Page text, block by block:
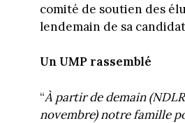
comité de soutien des
lendemain de sa
Un UMP rassemblé
“À partir de demain
novembre) notre famille